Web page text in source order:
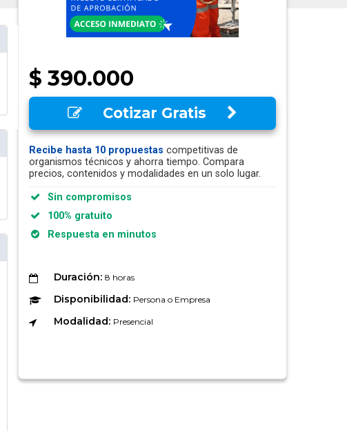
$ 390.000
Cotizar Gratis
Recibe hasta 10 propuestas competitivas de
organismos técnicos y ahorra tiempo. Compara
precios, contenidos y modalidades en un solo lugar.
Sin compromisos
100% gratuito
Respuesta en minutos
Duración: 8 horas
Disponibilidad: Persona o Empresa
Modalidad: Presencial